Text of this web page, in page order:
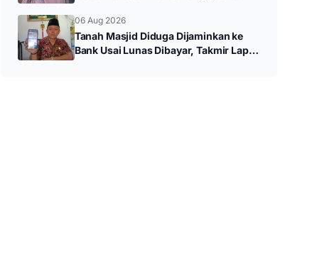
06 Aug 2026
Tanah Masjid Diduga Dijaminkan ke
Bank Usai Lunas Dibayar, Takmir Lapor